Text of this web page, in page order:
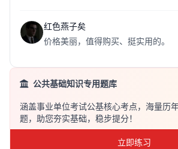
红色燕子矣
价格美丽，值得购买、挺实用的。
公共基础知识专用题库
涵盖事业单位考试公基核心考点，海量历
题，助您夯实基础，稳步提分！
立即练习